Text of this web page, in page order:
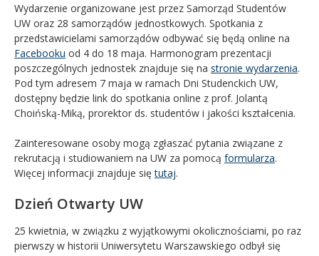
Wydarzenie organizowane jest przez Samorząd Studentów
UW oraz 28 samorządów jednostkowych. Spotkania z
przedstawicielami samorządów odbywać się będą online na
Facebooku od 4 do 18 maja. Harmonogram prezentacji
poszczególnych jednostek znajduje się na stronie wydarzenia.
Pod tym adresem 7 maja w ramach Dni Studenckich UW,
dostępny będzie link do spotkania online z prof. Jolantą
Choińską-Miką, prorektor ds. studentów i jakości kształcenia.
Zainteresowane osoby mogą zgłaszać pytania związane z
rekrutacją i studiowaniem na UW za pomocą formularza.
Więcej informacji znajduje siętutaj.
Dzień Otwarty UW
25 kwietnia, w związku z wyjątkowymi okolicznościami, po raz
pierwszy w historii Uniwersytetu Warszawskiego odbył się